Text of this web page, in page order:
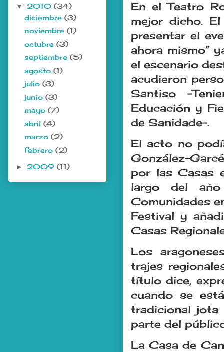
En el Teatro
mejor dicho.
presentar el
ahora mismo”
el escenario
acudieron
Santiso -
Educación y
de Sanidade-.
El acto no
González-
por las Casas
largo del
Comunidades
Festival y
Casas
Los
trajes
título dice,
cuando se
tradicional jota
parte del
La Casa de
▼ 2010 (34)
diciembre (3)
noviembre (1)
octubre (3)
septiembre (5)
agosto (1)
julio (3)
junio (3)
mayo (7)
abril (4)
marzo (2)
febrero (2)
► 2009 (11)